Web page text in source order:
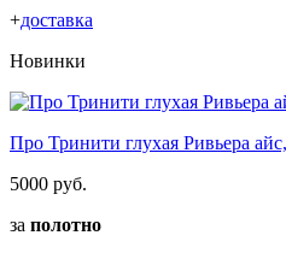
+доставка
Новинки
Про Тринити глухая Ривьера
5000 руб.
за полотно